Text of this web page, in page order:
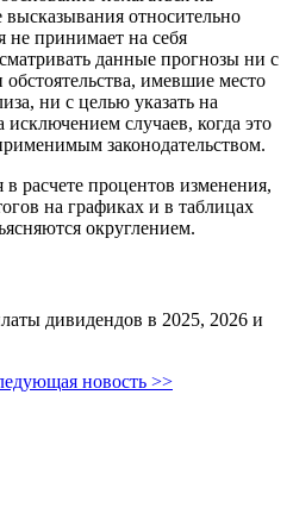
относительно
принимает на себя
данные прогнозы ни с
имевшие место
ни с целью указать на
случаев, когда это
законодательством.
расчете процентов изменения,
на графиках и в таблицах
округлением.
дивидендов в 2025, 2026 и
новость >>